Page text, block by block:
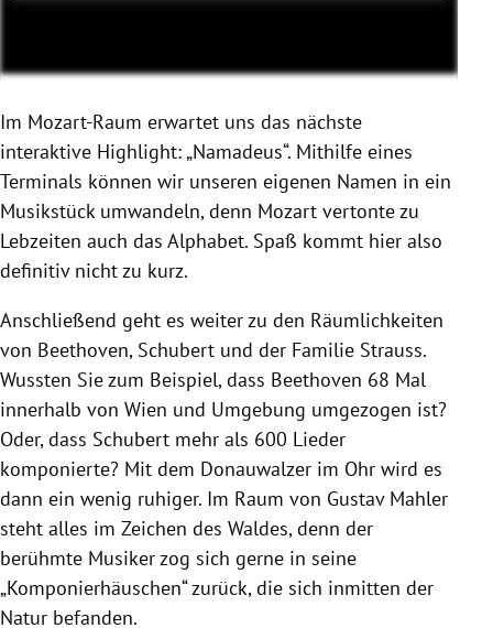
Im Mozart-Raum erwartet uns das nächste
interaktive Highlight: „Namadeus“. Mithilfe eines
Terminals können wir unseren eigenen Namen in ein
Musikstück umwandeln, denn Mozart vertonte zu
Lebzeiten auch das Alphabet. Spaß kommt hier also
definitiv nicht zu kurz.
Anschließend geht es weiter zu den Räumlichkeiten
von Beethoven, Schubert und der Familie Strauss.
Wussten Sie zum Beispiel, dass Beethoven 68 Mal
innerhalb von Wien und Umgebung umgezogen ist?
Oder, dass Schubert mehr als 600 Lieder
komponierte? Mit dem Donauwalzer im Ohr wird es
dann ein wenig ruhiger. Im Raum von Gustav Mahler
steht alles im Zeichen des Waldes, denn der
berühmte Musiker zog sich gerne in seine
„Komponierhäuschen“ zurück, die sich inmitten der
Natur befanden.